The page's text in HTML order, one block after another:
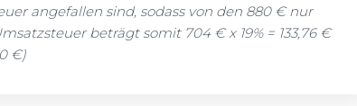
angefallen sind, sodass von den 880 € nur
beträgt somit 704 € x 19% = 133,76 €
€)